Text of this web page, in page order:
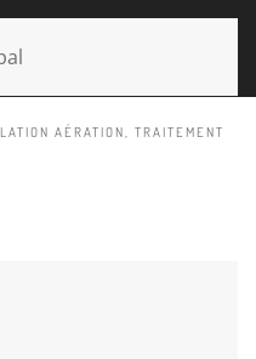
AÉRATION, TRAITEMENT